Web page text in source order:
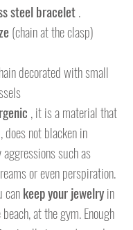
steel bracelet.
(chain at the clasp)
decorated with small
, it is a material that
, does not blacken in
such as
or even perspiration.
cankeep your jewelryin
at the gym. Enough